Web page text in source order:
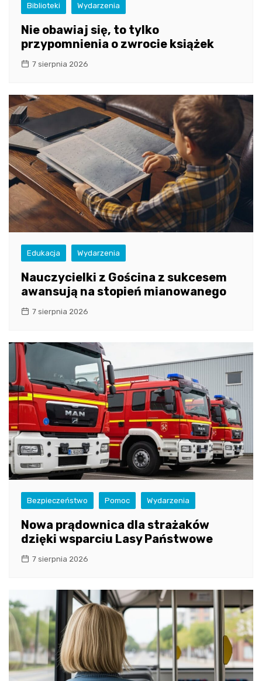
Biblioteki Wydarzenia
Nie obawiaj się, to tylko
przypomnienia o zwrocie książek
7 sierpnia 2026
Edukacja Wydarzenia
Nauczycielki z Gościna z sukcesem
awansują na stopień mianowanego
7 sierpnia 2026
Bezpieczeństwo Pomoc Wydarzenia
Nowa prądownica dla strażaków
dzięki wsparciu Lasy Państwowe
7 sierpnia 2026